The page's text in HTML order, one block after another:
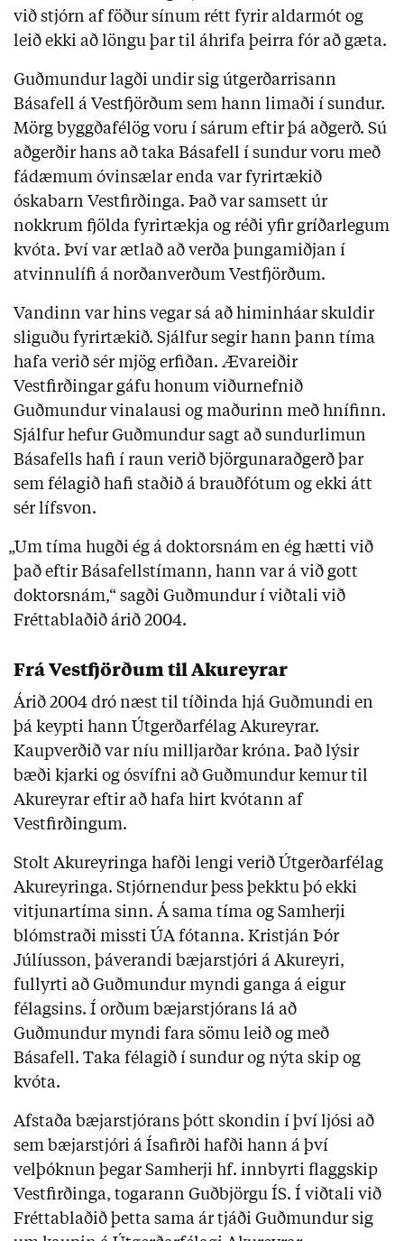
við stjórn af föður sínum rétt fyrir aldarmót og
leið ekki að löngu þar til áhrifa þeirra fór að gæta.
Guðmundur lagði undir sig útgerðarrisann
Básafell á Vestfjörðum sem hann limaði í sundur.
Mörg byggðafélög voru í sárum eftir þá aðgerð. Sú
aðgerðir hans að taka Básafell í sundur voru með
fádæmum óvinsælar enda var fyrirtækið
óskabarn Vestfirðinga. Það var samsett úr
nokkrum fjölda fyrirtækja og réði yfir gríðarlegum
kvóta. Því var ætlað að verða þungamiðjan í
atvinnulífi á norðanverðum Vestfjörðum.
Vandinn var hins vegar sá að himinháar skuldir
sliguðu fyrirtækið. Sjálfur segir hann þann tíma
hafa verið sér mjög erfiðan. Ævareiðir
Vestfirðingar gáfu honum viðurnefnið
Guðmundur vinalausi og maðurinn með hnífinn.
Sjálfur hefur Guðmundur sagt að sundurlimun
Básafells hafi í raun verið björgunaraðgerð þar
sem félagið hafi staðið á brauðfótum og ekki átt
sér lífsvon.
„Um tíma hugði ég á doktorsnám en ég hætti við
það eftir Básafellstímann, hann var á við gott
doktorsnám,“ sagði Guðmundur í viðtali við
Fréttablaðið árið 2004.
Frá Vestfjörðum til Akureyrar
Árið 2004 dró næst til tíðinda hjá Guðmundi en
þá keypti hann Útgerðarfélag Akureyrar.
Kaupverðið var níu milljarðar króna. Það lýsir
bæði kjarki og ósvífni að Guðmundur kemur til
Akureyrar eftir að hafa hirt kvótann af
Vestfirðingum.
Stolt Akureyringa hafði lengi verið Útgerðarfélag
Akureyringa. Stjórnendur þess þekktu þó ekki
vitjunartíma sinn. Á sama tíma og Samherji
blómstraði missti ÚA fótanna. Kristján Þór
Júlíusson, þáverandi bæjarstjóri á Akureyri,
fullyrti að Guðmundur myndi ganga á eigur
félagsins. Í orðum bæjarstjórans lá að
Guðmundur myndi fara sömu leið og með
Básafell. Taka félagið í sundur og nýta skip og
kvóta.
Afstaða bæjarstjórans þótt skondin í því ljósi að
sem bæjarstjóri á Ísafirði hafði hann á því
velþóknun þegar Samherji hf. innbyrti flaggskip
Vestfirðinga, togarann Guðbjörgu ÍS. Í viðtali við
Fréttablaðið þetta sama ár tjáði Guðmundur sig